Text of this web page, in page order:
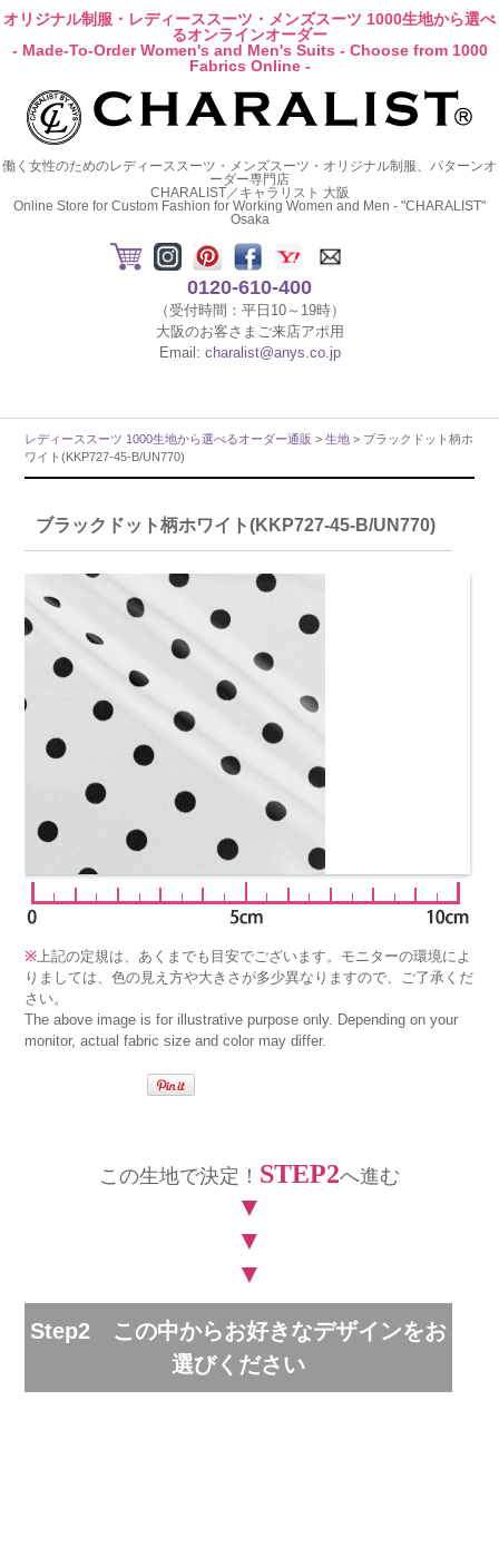
オリジナル制服・レディーススーツ・メンズスーツ 1000生地から選べ
るオンラインオーダー
- Made-To-Order Women's and Men's Suits - Choose from 1000
Fabrics Online -
働く女性のためのレディーススーツ・メンズスーツ・オリジナル制服、パターンオ
ーダー専門店
CHARALIST／キャラリスト 大阪
Online Store for Custom Fashion for Working Women and Men - "CHARALIST"
Osaka
0120-610-400
（受付時間：平日10～19時）
大阪のお客さまご来店アポ用
Email: charalist@anys.co.jp
レディーススーツ 1000生地から選べるオーダー通販 >生地 > ブラックドット柄ホ
ワイト(KKP727-45-B/UN770)
ブラックドット柄ホワイト(KKP727-45-B/UN770)
※上記の定規は、あくまでも目安でございます。モニターの環境によ
りましては、色の見え方や大きさが多少異なりますので、ご了承くだ
さい。
The above image is for illustrative purpose only. Depending on your
monitor, actual fabric size and color may differ.
この生地で決定！ STEP2へ進む
▼
▼
▼
Step2 この中からお好きなデザインをお
選びください